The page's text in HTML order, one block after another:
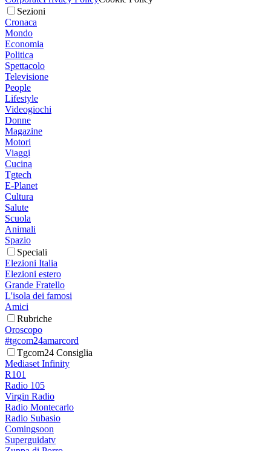
Sezioni
Cronaca
Mondo
Economia
Politica
Spettacolo
Televisione
People
Lifestyle
Videogiochi
Donne
Magazine
Motori
Viaggi
Cucina
Tgtech
E-Planet
Cultura
Salute
Scuola
Animali
Spazio
Speciali
Elezioni Italia
Elezioni estero
Grande Fratello
L'isola dei famosi
Amici
Rubriche
Oroscopo
#tgcom24amarcord
Tgcom24 Consiglia
Mediaset Infinity
R101
Radio 105
Virgin Radio
Radio Montecarlo
Radio Subasio
Comingsoon
Superguidatv